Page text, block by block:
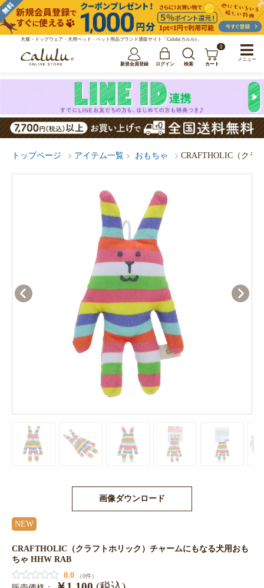
犬服・ドッグウェア・犬用ベッド・ペット用品ブランド通販サイト「Calulu(カルル)」
新規会員登録 ログイン 検索
0
カート
トップページ アイテム一覧 おもちゃ CRAFTHOLIC（クラ
画像ダウンロード
NEW
CRAFTHOLIC（クラフトホリック）チャームにもなる犬用おも
ちゃ HHW RAB
0.0
（0件）
メニュー